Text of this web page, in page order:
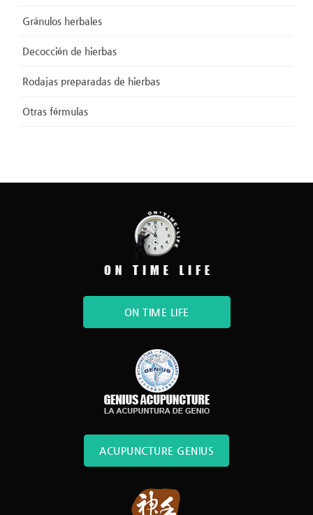
Gránulos herbales
Decocción de hierbas
Rodajas preparadas de hierbas
Otras fórmulas
ON TIME LIFE
ACUPUNCTURE GENIUS